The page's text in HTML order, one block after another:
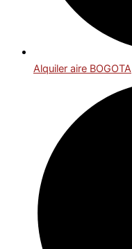
Alquiler aire BOGOTA